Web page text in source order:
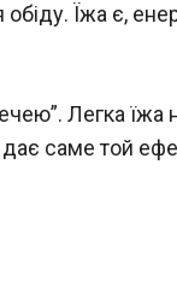
Їжа є,
Легка їжа
саме той